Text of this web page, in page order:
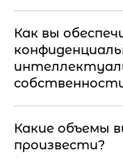
Как вы
Какие объемы
произвести?